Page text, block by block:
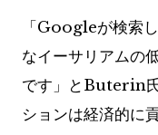
「Googleが検索
なイーサリアムの
です」とButerin
ションは経済的に